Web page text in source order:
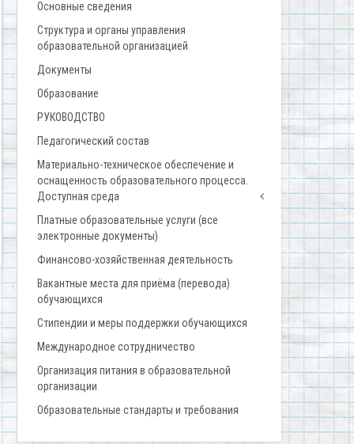
Основные сведения
Структура и органы управления
образовательной организацией
Документы
Образование
РУКОВОДСТВО
Педагогический состав
Материально-техническое обеспечение и
оснащенность образовательного процесса.
Доступная среда
Платные образовательные услуги (все
электронные документы)
Финансово-хозяйственная деятельность
Вакантные места для приёма (перевода)
обучающихся
Стипендии и меры поддержки обучающихся
Международное сотрудничество
Организация питания в образовательной
организации
Образовательные стандарты и требования